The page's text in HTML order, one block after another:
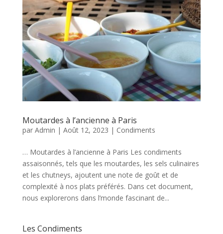
Moutardes à l’ancienne à Paris
par Admin | Août 12, 2023 | Condiments
… Moutardes à l’ancienne à Paris Les condiments
assaisonnés, tels que les moutardes, les sels culinaires
et les chutneys, ajoutent une note de goût et de
complexité à nos plats préférés. Dans cet document,
nous explorerons dans l’monde fascinant de...
Les Condiments